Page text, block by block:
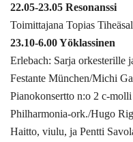
22.05-23.05 Resonanssi
Toimittajana Topias
23.10-6.00 Yöklassinen
Erlebach: Sarja orkesterille
Festante München/Michi
Pianokonsertto n:o 2 c-
Philharmonia-ork./Hugo
Haitto, viulu, ja Pentti